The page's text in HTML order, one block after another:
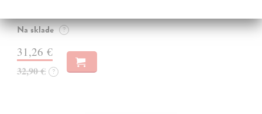
současnost.
Na sklade ?
31,26 €
32,90 € ?